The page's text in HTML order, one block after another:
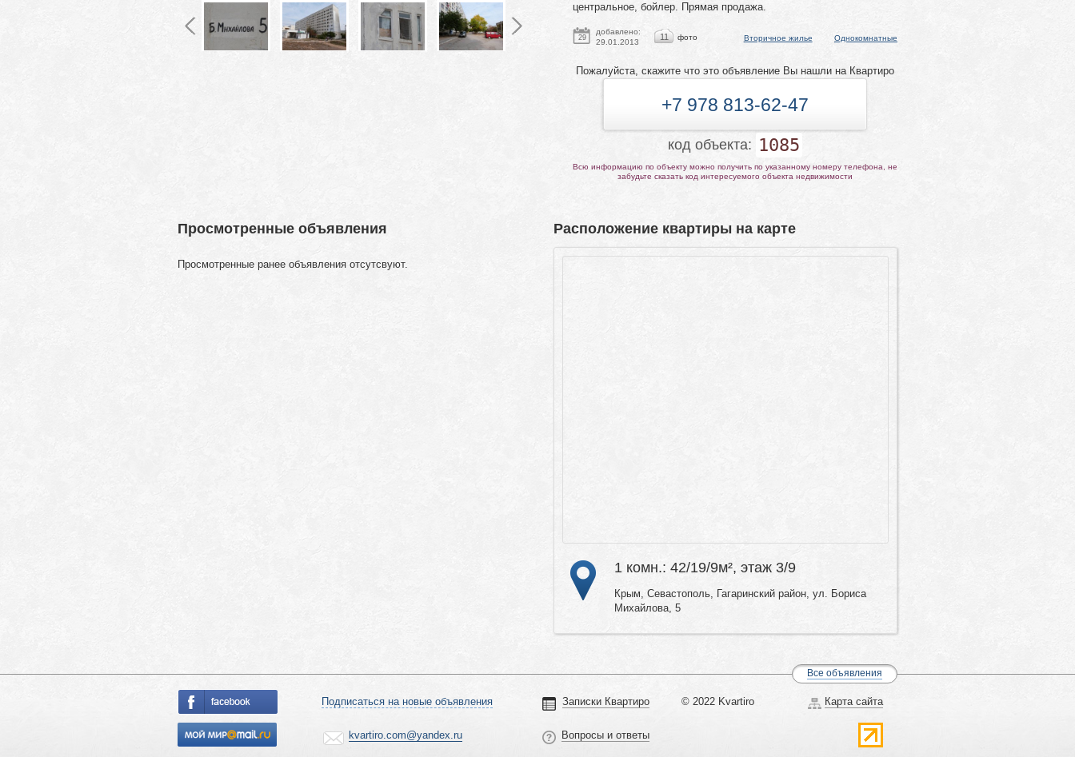
центральное, бойлер. Прямая продажа.
29
добавлено:
29.01.2013
11 фото Вторичное жилье Однокомнатные
Пожалуйста, скажите что это объявление Вы нашли на Квартиро
+7 978 813-62-47
код объекта: 1085
Всю информацию по объекту можно получить по указанному номеру телефона, не
забудьте сказать код интересуемого объекта недвижимости
Расположение квартиры на карте
1 комн.: 42/19/9м², этаж 3/9
Крым, Севастополь, Гагаринский район, ул. Бориса
Михайлова, 5
Просмотренные объявления
Просмотренные ранее объявления отсутсвуют.
Все объявления
Подписаться на новые объявления
kvartiro.com@yandex.ru
Записки Квартиро
Вопросы и ответы
© 2022 Kvartiro Карта сайта